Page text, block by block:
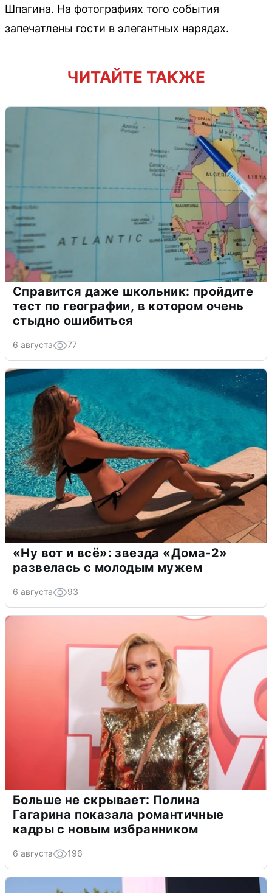
Шпагина. На фотографиях того события
запечатлены гости в элегантных нарядах.
ЧИТАЙТЕ ТАКЖЕ
Справится даже школьник: пройдите
тест по географии, в котором очень
стыдно ошибиться
6 августа 77
«Ну вот и всё»: звезда «Дома-2»
развелась с молодым мужем
6 августа 93
Больше не скрывает: Полина
Гагарина показала романтичные
кадры с новым избранником
6 августа 196